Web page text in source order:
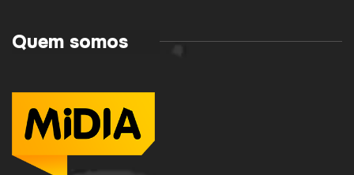
Quem somos